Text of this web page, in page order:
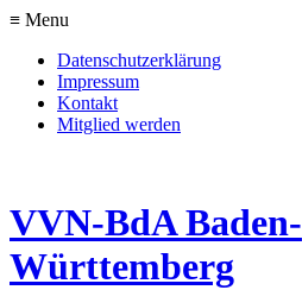
≡ Menu
Datenschutzerklärung
Impressum
Kontakt
Mitglied werden
VVN-BdA Baden-
Württemberg